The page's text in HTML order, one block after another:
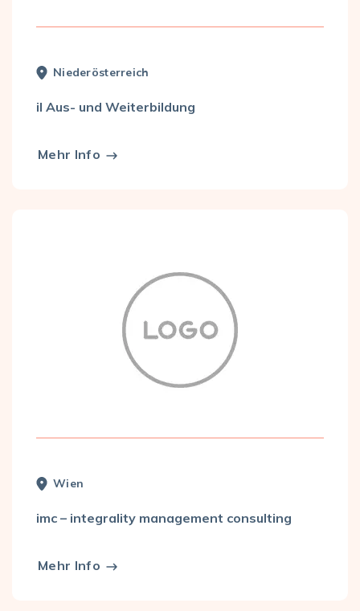
Nieder­österreich
il Aus- und Weiterbildung
Mehr Info
Wien
imc – integrality management consulting
Mehr Info